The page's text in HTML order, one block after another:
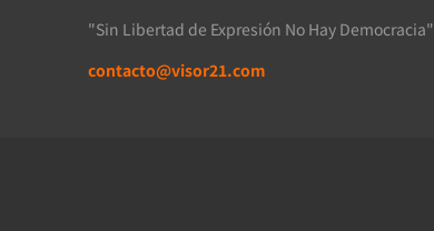
"Sin Libertad de Expresión No Hay Democracia"
contacto@visor21.com